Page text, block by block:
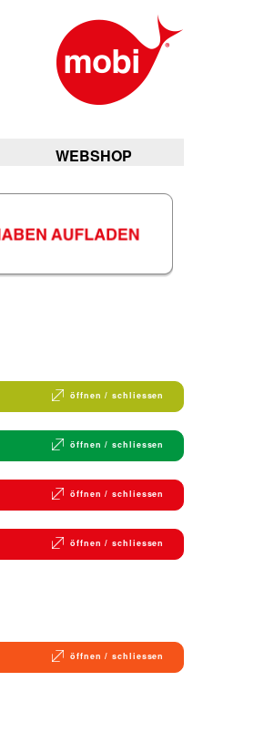
WEBSHOP
öffnen / schliessen
öffnen / schliessen
öffnen / schliessen
öffnen / schliessen
öffnen / schliessen